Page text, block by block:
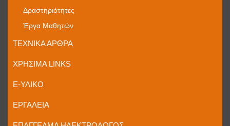
Δραστηριότητες
Έργα Μαθητών
ΤΕΧΝΙΚΆ ΆΡΘΡΑ
ΧΡΉΣΙΜΑ LINKS
E-ΥΛΙΚΌ
ΕΡΓΑΛΕΊΑ